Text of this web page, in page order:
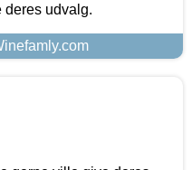
deres udvalg.